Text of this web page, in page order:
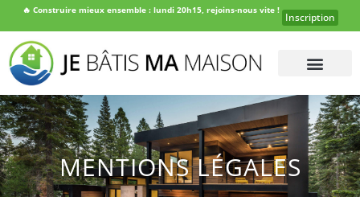
🔥 Construire mieux ensemble : lundi 20h15, rejoins-nous vite !
Inscription
MENTIONS LÉGALES